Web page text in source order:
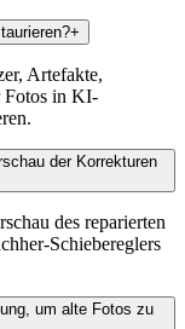
+
Artefakte,
Fotos in KI-
der Korrekturen
des reparierten
Schiebereglers
um alte Fotos zu